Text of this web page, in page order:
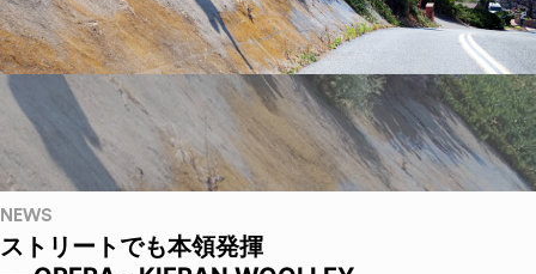
NEWS
ストリートでも本領発揮